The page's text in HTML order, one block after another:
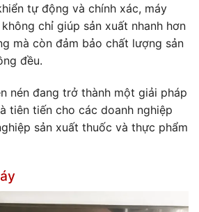
tự động và chính xác, máy
chỉ giúp sản xuất nhanh hơn
mà còn đảm bảo chất lượng sản
đều.
nén đang trở thành một giải pháp
tiên tiến cho các doanh nghiệp
sản xuất thuốc và thực phẩm